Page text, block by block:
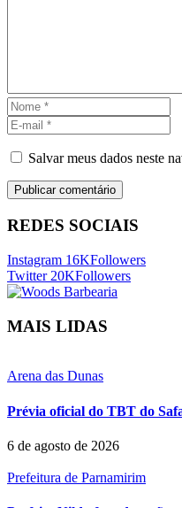
Salvar meus dados neste
REDES SOCIAIS
Instagram 16KFollowers
Twitter 20KFollowers
MAIS LIDAS
Arena das Dunas
Prévia oficial do TBT do
6 de agosto de 2026
Prefeitura de Parnamirim